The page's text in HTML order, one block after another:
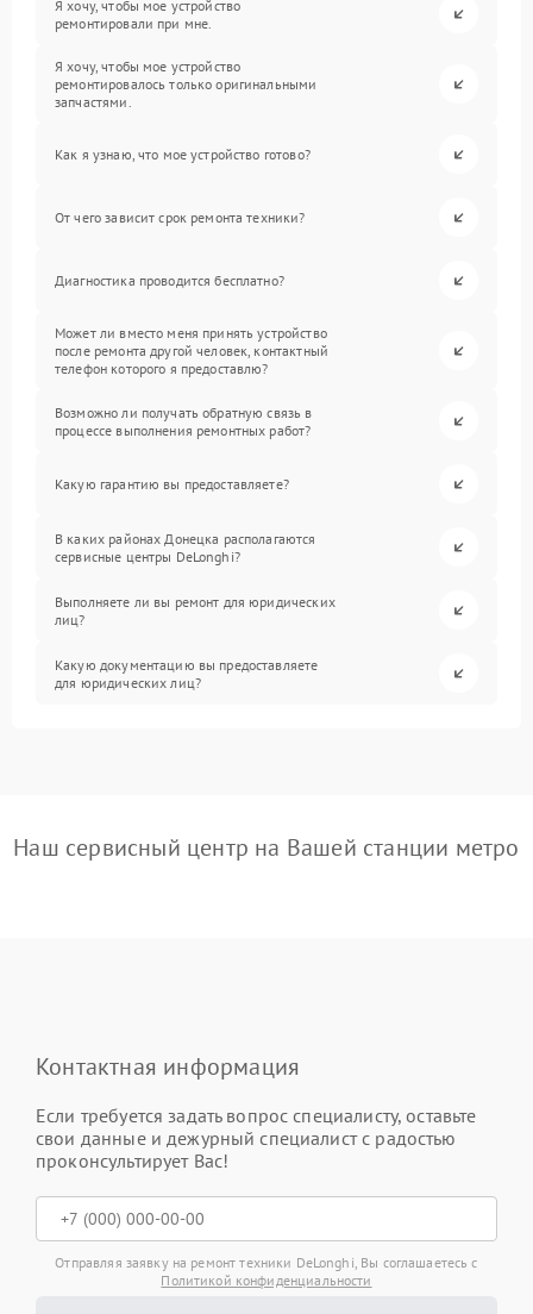
Я хочу, чтобы мое устройство
ремонтировали при мне.
Я хочу, чтобы мое устройство
ремонтировалось только оригинальными
запчастями.
Как я узнаю, что мое устройство готово?
От чего зависит срок ремонта техники?
Диагностика проводится бесплатно?
Может ли вместо меня принять устройство
после ремонта другой человек, контактный
телефон которого я предоставлю?
Возможно ли получать обратную связь в
процессе выполнения ремонтных работ?
Какую гарантию вы предоставляете?
В каких районах Донецка располагаются
сервисные центры DeLonghi?
Выполняете ли вы ремонт для юридических
лиц?
Какую документацию вы предоставляете
для юридических лиц?
Наш сервисный центр на Вашей станции метро
Контактная информация
Если требуется задать вопрос специалисту, оставьте
свои данные и дежурный специалист с радостью
проконсультирует Вас!
Отправляя заявку на ремонт техники DeLonghi, Вы соглашаетесь с
Политикой конфиденциальности